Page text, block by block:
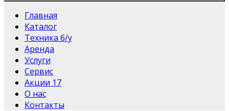
Главная
Каталог
Техника б/у
Аренда
Услуги
Сервис
Акции 17
О нас
Контакты